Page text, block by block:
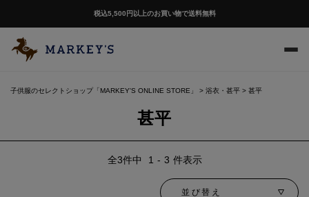
税込5,500円以上のお買い物で送料無料
子供服のセレクトショップ「MARKEY'S ONLINE STORE」 浴衣・甚平 甚平
甚平
並び替え
3件中 1 - 3 件表示